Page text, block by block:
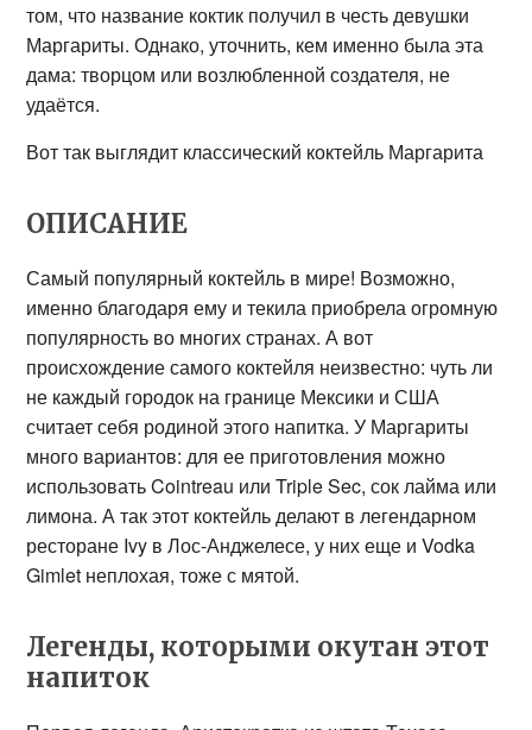
том, что название коктик получил в честь девушки
Маргариты. Однако, уточнить, кем именно была эта
дама: творцом или возлюбленной создателя, не
удаётся.
Вот так выглядит классический коктейль Маргарита
ОПИСАНИЕ
Самый популярный коктейль в мире! Возможно,
именно благодаря ему и текила приобрела огромную
популярность во многих странах. А вот
происхождение самого коктейля неизвестно: чуть ли
не каждый городок на границе Мексики и США
считает себя родиной этого напитка. У Маргариты
много вариантов: для ее приготовления можно
использовать Cointreau или Triple Sec, сок лайма или
лимона. А так этот коктейль делают в легендарном
ресторане Ivy в Лос-Анджелесе, у них еще и Vodka
Gimlet неплохая, тоже с мятой.
Легенды, которыми окутан этот
напиток